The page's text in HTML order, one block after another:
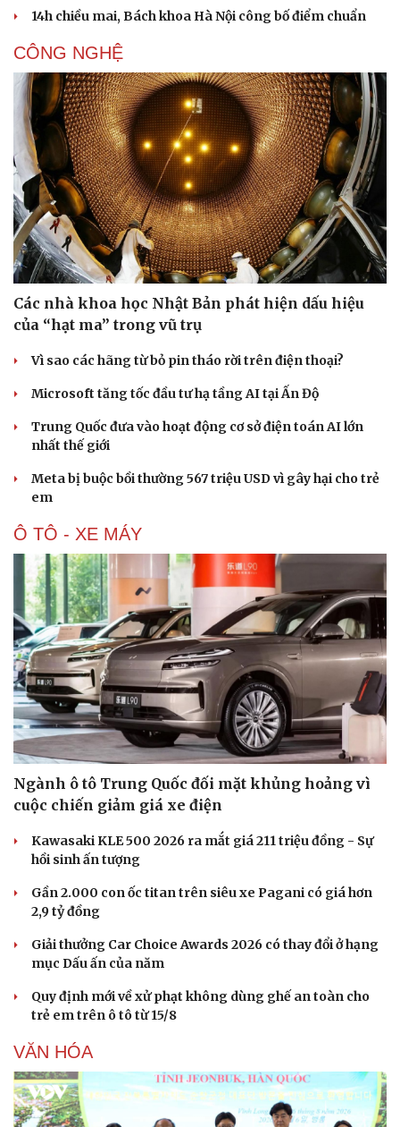
Sức khỏe
Dinh dưỡng - món ngon
Cây thuốc
Sản phụ khoa
Nhi khoa
Nam khoa
Phòng mạch online
Đời sống
Nhà đẹp
Blog
14h chiều mai, Bách khoa Hà Nội công bố điểm chuẩn
CÔNG NGHỆ
Các nhà khoa học Nhật Bản phát hiện dấu hiệu
của “hạt ma” trong vũ trụ
Vì sao các hãng từ bỏ pin tháo rời trên điện thoại?
Microsoft tăng tốc đầu tư hạ tầng AI tại Ấn Độ
Trung Quốc đưa vào hoạt động cơ sở điện toán AI lớn
nhất thế giới
Meta bị buộc bồi thường 567 triệu USD vì gây hại cho trẻ
em
Ô TÔ - XE MÁY
Ngành ô tô Trung Quốc đối mặt khủng hoảng vì
cuộc chiến giảm giá xe điện
Kawasaki KLE 500 2026 ra mắt giá 211 triệu đồng - Sự
hồi sinh ấn tượng
Gần 2.000 con ốc titan trên siêu xe Pagani có giá hơn
2,9 tỷ đồng
Giải thưởng Car Choice Awards 2026 có thay đổi ở hạng
mục Dấu ấn của năm
Quy định mới về xử phạt không dùng ghế an toàn cho
trẻ em trên ô tô từ 15/8
VĂN HÓA